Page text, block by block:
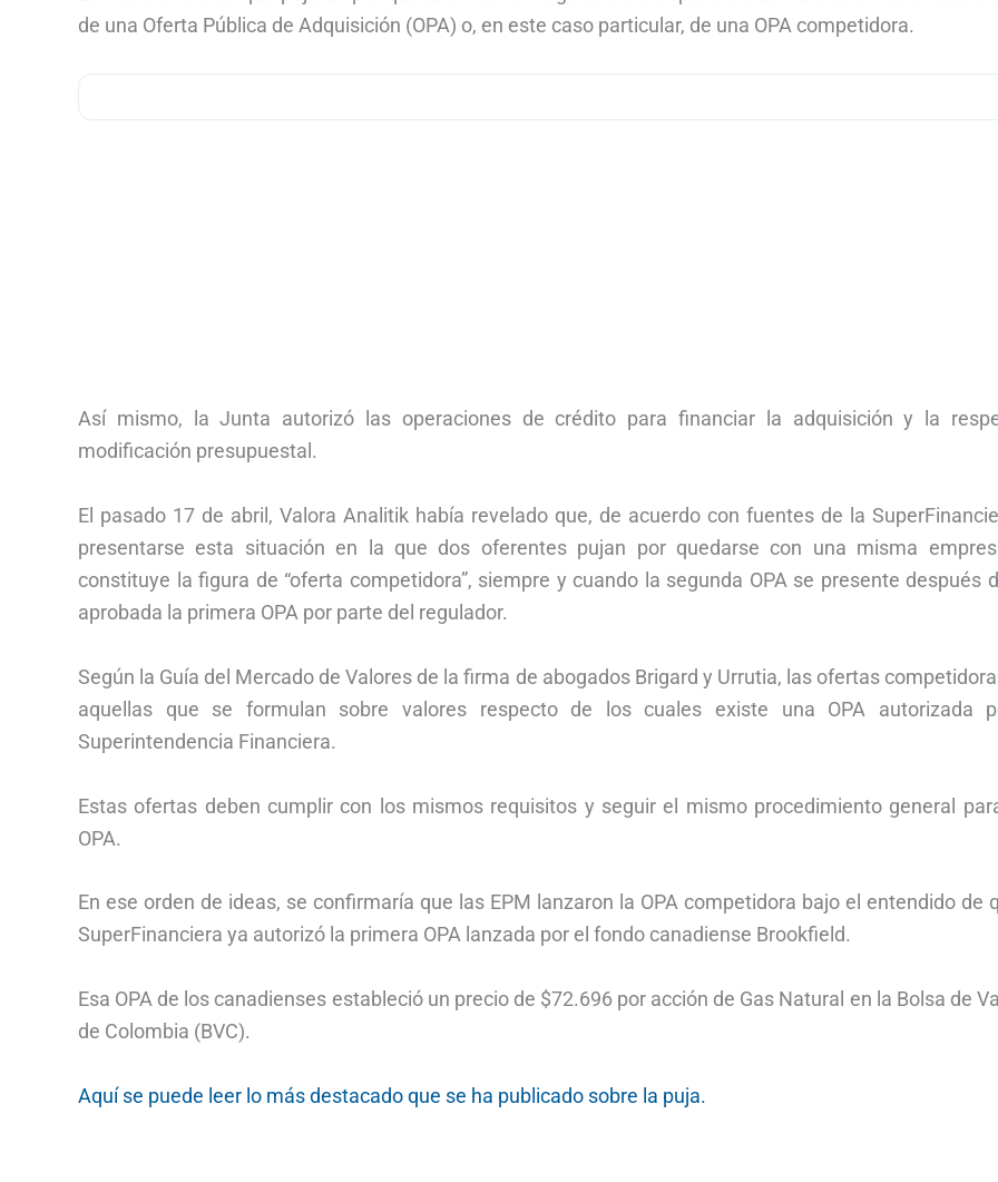
de una Oferta Pública de Adquisición (OPA) o, en este caso particular, de una OPA competidora.
Así mismo, la Junta autorizó las operaciones de crédito para financiar la adquisición y la
modificación presupuestal.
El pasado 17 de abril, Valora Analitik había revelado que, de acuerdo con fuentes de la
presentarse esta situación en la que dos oferentes pujan por quedarse con una misma
constituye la figura de “oferta competidora”, siempre y cuando la segunda OPA se presente después
aprobada la primera OPA por parte del regulador.
Según la Guía del Mercado de Valores de la firma de abogados Brigard y Urrutia, las ofertas
aquellas que se formulan sobre valores respecto de los cuales existe una OPA autorizada
Superintendencia Financiera.
Estas ofertas deben cumplir con los mismos requisitos y seguir el mismo procedimiento general
OPA.
En ese orden de ideas, se confirmaría que las EPM lanzaron la OPA competidora bajo el entendido de
SuperFinanciera ya autorizó la primera OPA lanzada por el fondo canadiense Brookfield.
Esa OPA de los canadienses estableció un precio de $72.696 por acción de Gas Natural en la Bolsa de
de Colombia (BVC).
Aquí se puede leer lo más destacado que se ha publicado sobre la puja.